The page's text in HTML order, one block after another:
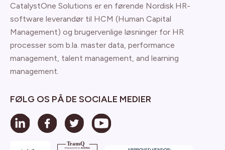
CatalystOne Solutions er en førende Nordisk HR-
software leverandør til HCM (Human Capital
Management) og brugervenlige løsninger for HR
processer som b.la. master data, performance
management, talent management, and learning
management.
FØLG OS PÅ DE SOCIALE MEDIER